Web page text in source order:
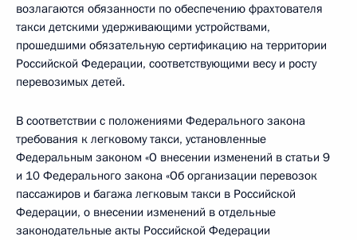
возлагаются обязанности по обеспечению фрахтователя
такси детскими удерживающими устройствами,
прошедшими обязательную сертификацию на территории
Российской Федерации, соответствующими весу и росту
перевозимых детей.
В соответствии с положениями Федерального закона
требования к легковому такси, установленные
Федеральным законом «О внесении изменений в статьи 9
и 10 Федерального закона «Об организации перевозок
пассажиров и багажа легковым такси в Российской
Федерации, о внесении изменений в отдельные
законодательные акты Российской Федерации